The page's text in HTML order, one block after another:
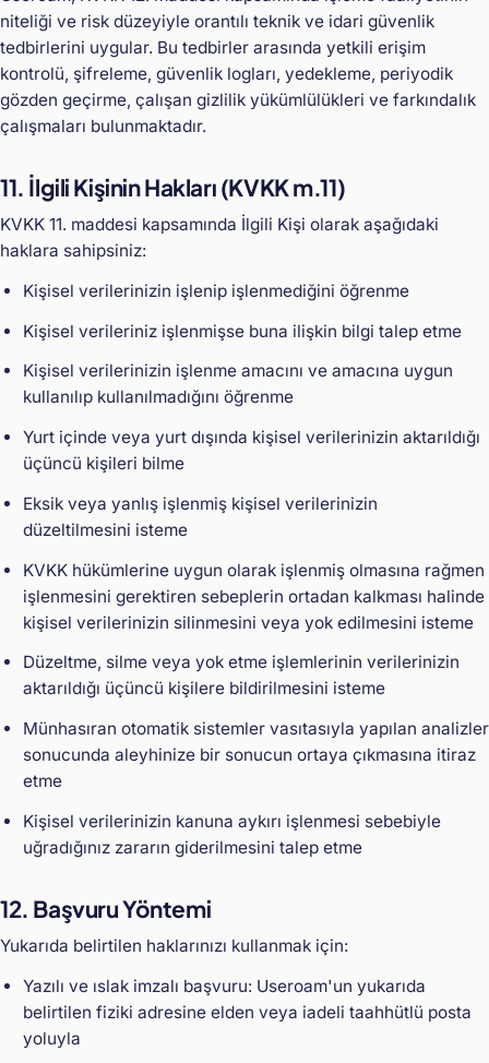
niteliği ve risk düzeyiyle orantılı teknik ve idari güvenlik
tedbirlerini uygular. Bu tedbirler arasında yetkili erişim
kontrolü, şifreleme, güvenlik logları, yedekleme, periyodik
gözden geçirme, çalışan gizlilik yükümlülükleri ve farkındalık
çalışmaları bulunmaktadır.
11. İlgili Kişinin Hakları (KVKK m.11)
KVKK 11. maddesi kapsamında İlgili Kişi olarak aşağıdaki
haklara sahipsiniz:
Kişisel verilerinizin işlenip işlenmediğini öğrenme
Kişisel verileriniz işlenmişse buna ilişkin bilgi talep etme
Kişisel verilerinizin işlenme amacını ve amacına uygun
kullanılıp kullanılmadığını öğrenme
Yurt içinde veya yurt dışında kişisel verilerinizin aktarıldığı
üçüncü kişileri bilme
Eksik veya yanlış işlenmiş kişisel verilerinizin
düzeltilmesini isteme
KVKK hükümlerine uygun olarak işlenmiş olmasına rağmen
işlenmesini gerektiren sebeplerin ortadan kalkması halinde
kişisel verilerinizin silinmesini veya yok edilmesini isteme
Düzeltme, silme veya yok etme işlemlerinin verilerinizin
aktarıldığı üçüncü kişilere bildirilmesini isteme
Münhasıran otomatik sistemler vasıtasıyla yapılan analizler
sonucunda aleyhinize bir sonucun ortaya çıkmasına itiraz
etme
Kişisel verilerinizin kanuna aykırı işlenmesi sebebiyle
uğradığınız zararın giderilmesini talep etme
12. Başvuru Yöntemi
Yukarıda belirtilen haklarınızı kullanmak için:
Yazılı ve ıslak imzalı başvuru: Useroam'un yukarıda
belirtilen fiziki adresine elden veya iadeli taahhütlü posta
yoluyla